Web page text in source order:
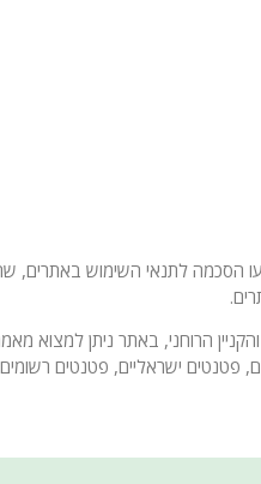
לתנאי השימוש באתרים,
הרוחני, באתר ניתן למצוא
פטנטים ישראליים, פטנטים רשומים